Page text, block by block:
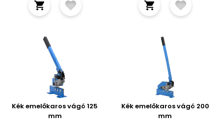
Kék emelőkaros vágó 125
mm
Kék emelőkaros vágó 200
mm